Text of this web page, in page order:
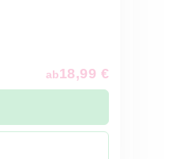
ab18,99 €